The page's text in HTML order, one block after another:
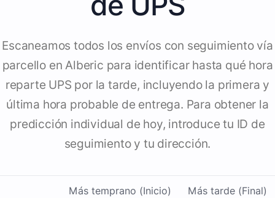
Escaneamos todos los envíos con seguimiento vía
parcello en Alberic para identificar hasta qué hora
reparte UPS por la tarde, incluyendo la primera y
última hora probable de entrega. Para obtener la
predicción individual de hoy, introduce tu ID de
seguimiento y tu dirección.
Más temprano (Inicio) Más tarde (Final)